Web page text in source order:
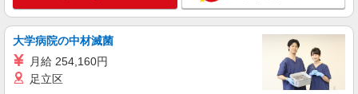
大学病院の中材滅菌
月給 254,160円
足立区